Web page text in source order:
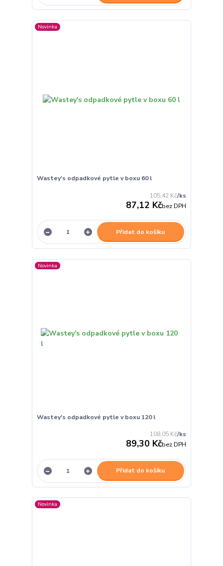
Novinka
Wastey's odpadkové pytle v boxu 60 l
105,42 Kč/ks
87,12 Kčbez DPH
Přidat do košíku
Novinka
Wastey's odpadkové pytle v boxu 120 l
108,05 Kč/ks
89,30 Kčbez DPH
Přidat do košíku
Novinka